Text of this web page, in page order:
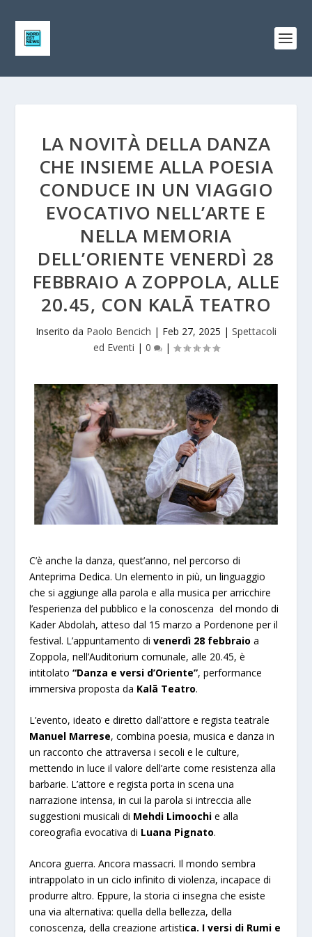
LA NOVITÀ DELLA DANZA
CHE INSIEME ALLA POESIA
CONDUCE IN UN VIAGGIO
EVOCATIVO NELL’ARTE E
NELLA MEMORIA
DELL’ORIENTE VENERDÌ 28
FEBBRAIO A ZOPPOLA, ALLE
20.45, CON KALĀ TEATRO
Inserito da Paolo Bencich | Feb 27, 2025 | Spettacoli
ed Eventi | 0 |
C’è anche la danza, quest’anno, nel percorso di
Anteprima Dedica. Un elemento in più, un linguaggio
che si aggiunge alla parola e alla musica per arricchire
l’esperienza del pubblico e la conoscenza del mondo di
Kader Abdolah, atteso dal 15 marzo a Pordenone per il
festival. L’appuntamento divenerdì 28 febbraio a
Zoppola, nell’Auditorium comunale, alle 20.45, è
intitolato“Danza e versi d’Oriente”, performance
immersiva proposta da Kalā Teatro.
L’evento, ideato e diretto dall’attore e regista teatrale
Manuel Marrese, combina poesia, musica e danza in
un racconto che attraversa i secoli e le culture,
mettendo in luce il valore dell’arte come resistenza alla
barbarie. L’attore e regista porta in scena una
narrazione intensa, in cui la parola si intreccia alle
suggestioni musicali di Mehdi Limoochi e alla
coreografia evocativa di Luana Pignato.
Ancora guerra. Ancora massacri. Il mondo sembra
intrappolato in un ciclo infinito di violenza, incapace di
produrre altro. Eppure, la storia ci insegna che esiste
una via alternativa: quella della bellezza, della
conoscenza, della creazione artistica. I versi di Rumi e